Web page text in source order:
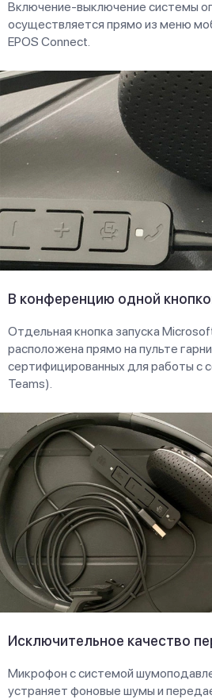
Включение-выключение системы
осуществляется прямо из меню
EPOS Connect.
В конференцию одной
Отдельная кнопка запуска
расположена прямо на пульте
сертифицированных для работы с
Teams).
Исключительное качество
Микрофон с системой
устраняет фоновые шумы и